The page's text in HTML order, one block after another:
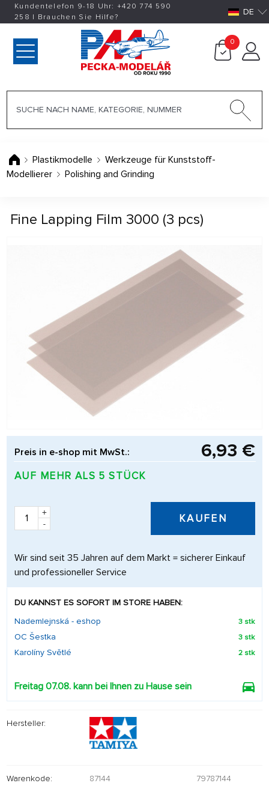
Kundentelefon 9-18 Uhr: +420774 590
258 | Brauchen Sie Hilfe? DE
0
Plastikmodelle
Werkzeuge für Kunststoff-
Modellierer
Polishing and Grinding
Fine Lapping Film 3000 (3 pcs)
Preis in e-shop mit MwSt.: 6,93 €
AUF MEHR ALS 5 STÜCK
+
-
KAUFEN
Wir sind seit 35 Jahren auf dem Markt = sicherer Einkauf
und professioneller Service
DU KANNST ES SOFORT IM STORE HABEN:
Nademlejnská - eshop
3 stk
OC Šestka 3 stk
Karolíny Světlé 2 stk
Freitag 07.08. kann bei Ihnen zu Hause sein
Hersteller:
Warenkode: 87144 79787144